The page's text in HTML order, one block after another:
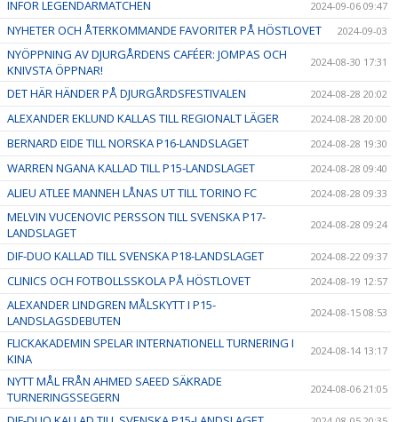
INFÖR LEGENDARMATCHEN 2024-09-06 09:47
NYHETER OCH ÅTERKOMMANDE FAVORITER PÅ HÖSTLOVET 2024-09-03
NYÖPPNING AV DJURGÅRDENS CAFÉER: JOMPAS OCH
KNIVSTA ÖPPNAR!
2024-08-30 17:31
DET HÄR HÄNDER PÅ DJURGÅRDSFESTIVALEN 2024-08-28 20:02
ALEXANDER EKLUND KALLAS TILL REGIONALT LÄGER 2024-08-28 20:00
BERNARD EIDE TILL NORSKA P16-LANDSLAGET 2024-08-28 19:30
WARREN NGANA KALLAD TILL P15-LANDSLAGET 2024-08-28 09:40
ALIEU ATLEE MANNEH LÅNAS UT TILL TORINO FC 2024-08-28 09:33
MELVIN VUCENOVIC PERSSON TILL SVENSKA P17-
LANDSLAGET
2024-08-28 09:24
DIF-DUO KALLAD TILL SVENSKA P18-LANDSLAGET 2024-08-22 09:37
CLINICS OCH FOTBOLLSSKOLA PÅ HÖSTLOVET 2024-08-19 12:57
ALEXANDER LINDGREN MÅLSKYTT I P15-
LANDSLAGSDEBUTEN
2024-08-15 08:53
FLICKAKADEMIN SPELAR INTERNATIONELL TURNERING I
KINA
2024-08-14 13:17
NYTT MÅL FRÅN AHMED SAEED SÄKRADE
TURNERINGSSEGERN
2024-08-06 21:05